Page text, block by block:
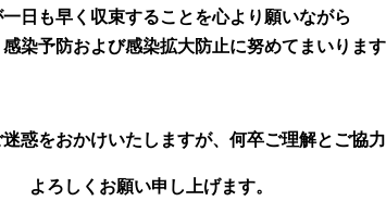
日も早く収束することを心より願いながら
染予防および感染拡大防止に努めてまいります
惑をおかけいたしますが、何卒ご理解とご協
よろしくお願い申し上げます。